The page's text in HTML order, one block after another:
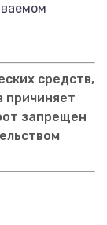
средств,
причиняет
запрещен